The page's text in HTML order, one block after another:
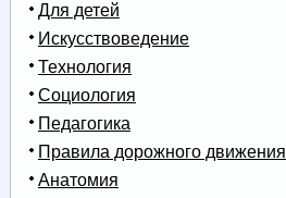
Для детей
Искусствоведение
Технология
Социология
Педагогика
Правила дорожного движения
Анатомия